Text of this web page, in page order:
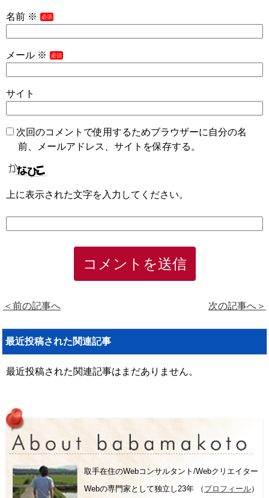
名前 ※
メール ※
サイト
次回のコメントで使用するためブラウザーに自分の名
前、メールアドレス、サイトを保存する。
上に表示された文字を入力してください。
＜前の記事へ 次の記事へ＞
最近投稿された関連記事
最近投稿された関連記事はまだありません。
取手在住のWebコンサルタント/Webクリエイター
Webの専門家として独立し23年 （ プロフィール）